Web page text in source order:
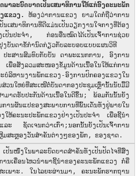
ພາລະບົດບາດເປັນເສນາທິການໃຫ້ແກ່ອົງຄະນະພັກ
ແຂວງ.
ຫ້ອງ​ວ່າການ​ແຂວງ ຍາມ​ໃດ​ກໍ່​ຖື​ວ່າການ​
ເສນາ​ທິການ​ທີ່​ດີ​ແມ່ນ​ເປັນ​ວຽກ​ງານ​ໃຈກາງ​ທີ່​ຕ້​ອງ​
ງ​ເປັນ​ປະຈຳ, ກ່ອນ​ອື່ນ​ໝົດໄດ້​ເປັນ​ເຈົ້າ​ການຊ່ວຍ
ງ​ບັນດາ​ຂໍ້​ກຳນົດກ່ຽວ​ກັບ​ລະບອບ​​ແບບ​ແຜນວິທີ​
ະສານສົມທົບ​​​ກັບ​ບັນ ດາ​ພະແນກການ, ​ອົງການ
ພື່ອສັງລວມສະໜອງຂໍ້ມູນດ້ານເນື້ອໃນໃຫ້ແກ່ການ
ຫານງານພັກແຂວງ-ອົງການປົກຄອງແຂວງໃນ
ວນ​ໃຫຍ່ທີ່​ສະ​ເໜີ​ຕໍ່​ບັນດາ​ກອງ​ປະຊຸມ​ເຫຼົ່າ​ນັ້ນນັບມື້​ມີ​
າດຮັບປະກັນດ້ານ​ເນື້ອ​ໃນ​ດີ​ຂຶ້ນ; ພ້ອ​ມກັນ​ນັ້ນຍັງ​
ນ​ຜັນ​​ແປ​ຂອງສະພາບ​ການທີ່​ພົ້ນ​ເດັ່ນ​​ທັງ​ຢູ່​ພາຍ​ໃນ
ຄະນະປະພັກແຂວງຢ່າງ​ເປັນ​ປະຈຳ ເພື່ອ​ຊີ້​ນຳ​
ະ ​ຊັດ​ເຈນ​ກວ່າ​​ເກົ່າ;ນອກນັ້ນຍັງເປັນເຈົ້າການ
ມສະຫຼອງ​​ວັນ​ສຳຄັນຕ່າງໆຂອງ​ພັກ​, ຂອງຊາດ.
ນ​ໜຶ່ງ​ໃນ​ພາລະ​ບົດ​ບາ​ດສໍາຄັນທັງ​ເປັນ​ປັດ​ໄຈ​ທີ່​ສົ່ງ​
ານ​ເຄື່ອນ​ໄຫວ​ນຳພາ​ຊີ້​ນຳຂອງຄະນະພັກແຂວງ ກໍ່​ຄື​
ະ​ເພາະ.​ ໃນໄລຍະຜ່ານມາ, ຄະນະ​ພັກຮາກຖານ